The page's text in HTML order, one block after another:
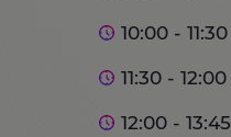
10:00 - 11:30
11:30 - 12:00
12:00 - 13:45